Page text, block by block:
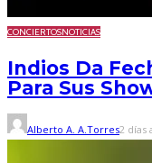
CONCIERTOSNOTICIAS
Indios Da
Para Sus
Alberto A. A.Torres2 días